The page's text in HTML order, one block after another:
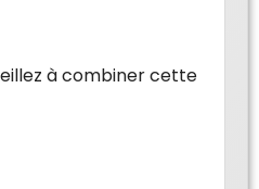
à combiner cette